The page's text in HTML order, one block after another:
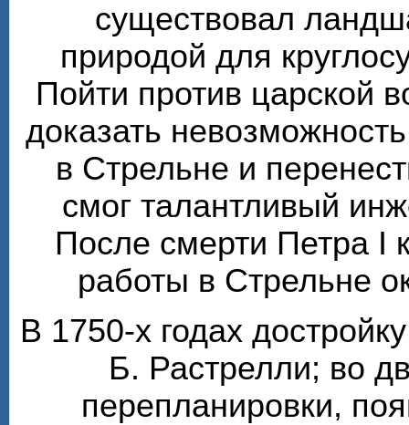
существовал
природой для
Пойти против царской
доказать
в Стрельне и
смог талантливый
После смерти Петра I
работы в Стрельне
В 1750-х годах
Б. Растрелли; во
перепланировки,